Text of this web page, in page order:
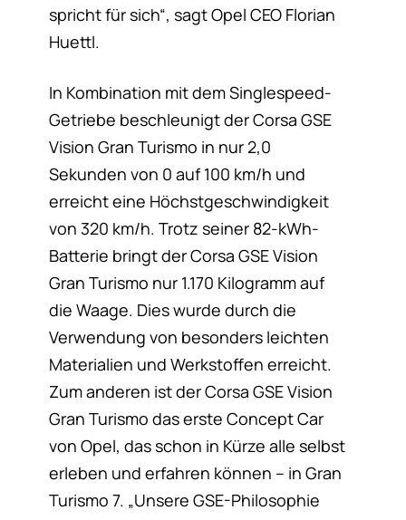
spricht für sich“, sagt Opel CEO Florian
Huettl.
In Kombination mit dem Singlespeed-
Getriebe beschleunigt der Corsa GSE
Vision Gran Turismo in nur 2,0
Sekunden von 0 auf 100 km/h und
erreicht eine Höchstgeschwindigkeit
von 320 km/h. Trotz seiner 82-kWh-
Batterie bringt der Corsa GSE Vision
Gran Turismo nur 1.170 Kilogramm auf
die Waage. Dies wurde durch die
Verwendung von besonders leichten
Materialien und Werkstoffen erreicht.
Zum anderen ist der Corsa GSE Vision
Gran Turismo das erste Concept Car
von Opel, das schon in Kürze alle selbst
erleben und erfahren können – in Gran
Turismo 7. „Unsere GSE-Philosophie